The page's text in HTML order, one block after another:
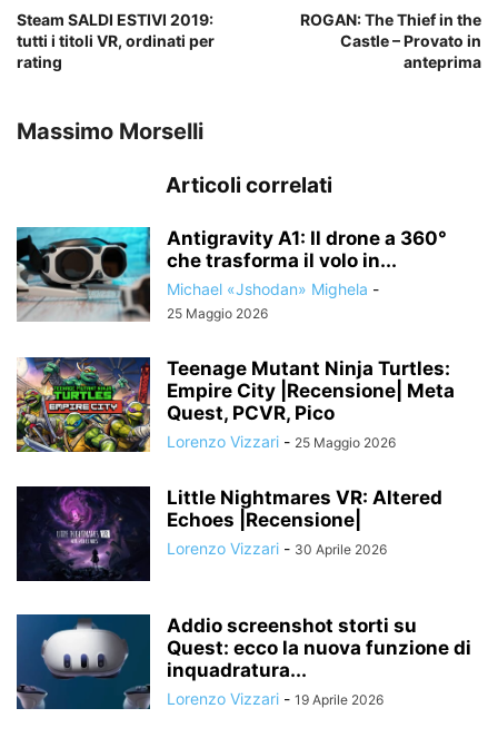
Steam SALDI ESTIVI 2019:
tutti i titoli VR, ordinati per
rating
ROGAN: The Thief in the
Castle – Provato in
anteprima
Massimo Morselli
Articoli correlati
Antigravity A1: Il drone a 360°
che trasforma il volo in...
Michael «Jshodan» Mighela -
25 Maggio 2026
Teenage Mutant Ninja Turtles:
Empire City |Recensione| Meta
Quest, PCVR, Pico
Lorenzo Vizzari - 25 Maggio 2026
Little Nightmares VR: Altered
Echoes |Recensione|
Lorenzo Vizzari - 30 Aprile 2026
Addio screenshot storti su
Quest: ecco la nuova funzione di
inquadratura...
Lorenzo Vizzari - 19 Aprile 2026